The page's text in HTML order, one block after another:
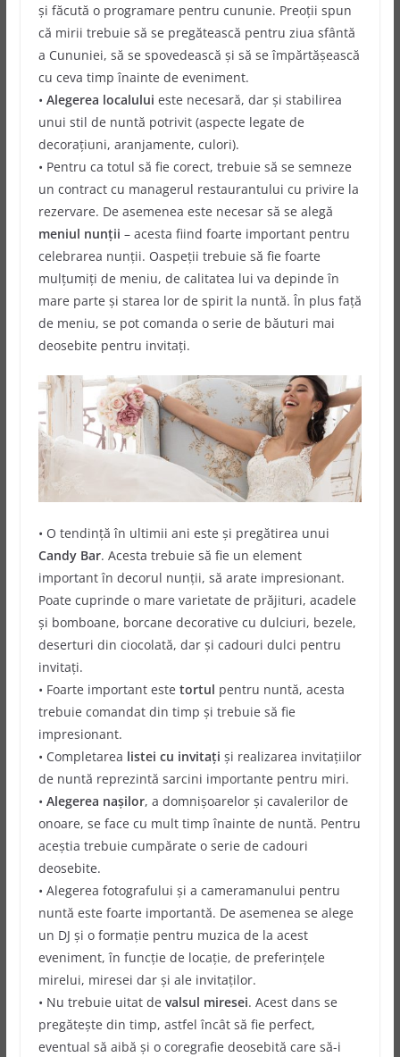
și făcută o programare pentru cununie. Preoții spun
că mirii trebuie să se pregătească pentru ziua sfântă
a Cununiei, să se spovedească și să se împărtășească
cu ceva timp înainte de eveniment.
• Alegerea localului este necesară, dar și stabilirea
unui stil de nuntă potrivit (aspecte legate de
decorațiuni, aranjamente, culori).
• Pentru ca totul să fie corect, trebuie să se semneze
un contract cu managerul restaurantului cu privire la
rezervare. De asemenea este necesar să se alegă
meniul nunții – acesta fiind foarte important pentru
celebrarea nunții. Oaspeții trebuie să fie foarte
mulțumiți de meniu, de calitatea lui va depinde în
mare parte și starea lor de spirit la nuntă. În plus față
de meniu, se pot comanda o serie de băuturi mai
deosebite pentru invitați.
• O tendință în ultimii ani este și pregătirea unui
Candy Bar. Acesta trebuie să fie un element
important în decorul nunții, să arate impresionant.
Poate cuprinde o mare varietate de prăjituri, acadele
și bomboane, borcane decorative cu dulciuri, bezele,
deserturi din ciocolată, dar și cadouri dulci pentru
invitați.
• Foarte important este tortul pentru nuntă, acesta
trebuie comandat din timp și trebuie să fie
impresionant.
• Completarea listei cu invitați și realizarea invitațiilor
de nuntă reprezintă sarcini importante pentru miri.
• Alegerea nașilor, a domnișoarelor și cavalerilor de
onoare, se face cu mult timp înainte de nuntă. Pentru
aceștia trebuie cumpărate o serie de cadouri
deosebite.
• Alegerea fotografului și a cameramanului pentru
nuntă este foarte importantă. De asemenea se alege
un DJ și o formație pentru muzica de la acest
eveniment, în funcție de locație, de preferințele
mirelui, miresei dar și ale invitaților.
• Nu trebuie uitat de valsul miresei. Acest dans se
pregătește din timp, astfel încât să fie perfect,
eventual să aibă și o coregrafie deosebită care să-i